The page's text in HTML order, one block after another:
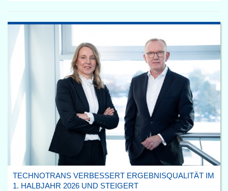
TECHNOTRANS VERBESSERT ERGEBNISQUALITÄT IM
1. HALBJAHR 2026 UND STEIGERT